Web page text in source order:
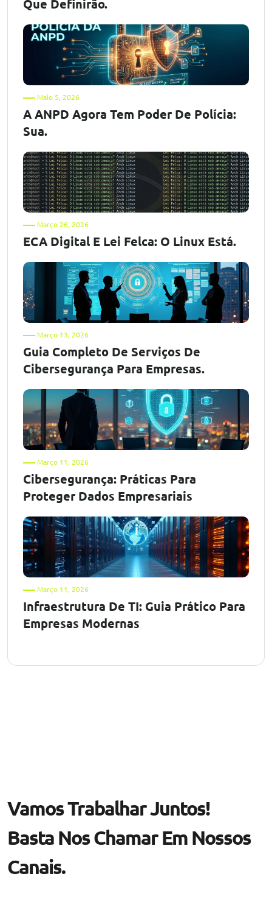
Que Definirão.
Maio 5, 2026
A ANPD Agora Tem Poder De Polícia:
Sua.
Março 26, 2026
ECA Digital E Lei Felca: O Linux Está.
Março 13, 2026
Guia Completo De Serviços De
Cibersegurança Para Empresas.
Março 11, 2026
Cibersegurança: Práticas Para
Proteger Dados Empresariais
Março 11, 2026
Infraestrutura De TI: Guia Prático Para
Empresas Modernas
Vamos Trabalhar Juntos!
Basta Nos Chamar Em Nossos
Canais.